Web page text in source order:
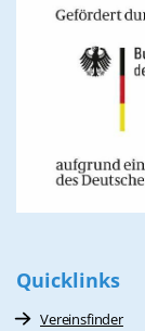
Quicklinks
Vereinsfinder